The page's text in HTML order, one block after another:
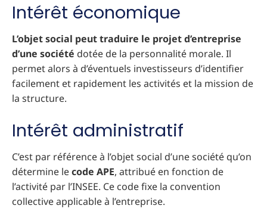
Intérêt économique
L’objet social peut traduire le projet d’entreprise
d’une société dotée de la personnalité morale. Il
permet alors à d’éventuels investisseurs d’identifier
facilement et rapidement les activités et la mission de
la structure.
Intérêt administratif
C’est par référence à l’objet social d’une société qu’on
détermine lecode APE, attribué en fonction de
l’activité par l’INSEE. Ce code fixe la convention
collective applicable à l’entreprise.